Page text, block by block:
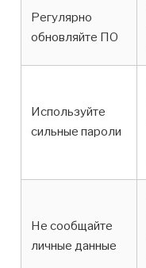
Регулярно
обновляйте ПО
Используйте
сильные пароли
Не сообщайте
личные данные